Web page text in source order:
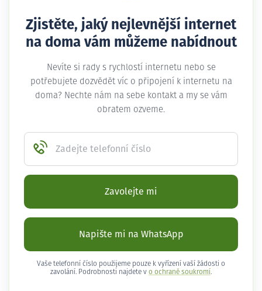
Zjistěte, jaký nejlevnější internet
na doma vám můžeme nabídnout
Nevíte si rady s rychlostí internetu nebo se
potřebujete dozvědět víc o připojení k internetu na
doma? Nechte nám na sebe kontakt a my se vám
obratem ozveme.
Zadejte telefonní číslo
Zavolejte mi
Napište mi na WhatsApp
Vaše telefonní číslo použijeme pouze k vyřízení vaší žádosti o
zavolání. Podrobnosti najdete v o ochraně soukromí .